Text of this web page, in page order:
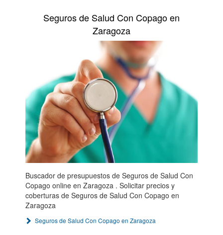
Seguros de Salud Con Copago en
Zaragoza
Buscador de presupuestos de Seguros de Salud Con
Copago online en Zaragoza . Solicitar precios y
coberturas de Seguros de Salud Con Copago en
Zaragoza
Seguros de Salud Con Copago en Zaragoza